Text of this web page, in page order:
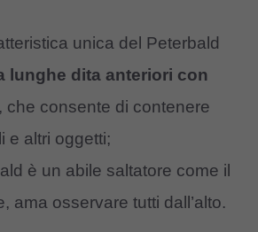
unica del Peterbald
lunghe dita anteriori con
, che consente di contenere
e altri oggetti;
è un abile saltatore come il
ama osservare tutti dall’alto.